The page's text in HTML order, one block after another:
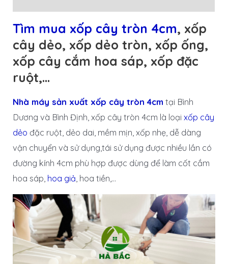
Tìm mua xốp cây tròn 4cm, xốp
cây dẻo, xốp dẻo tròn, xốp ống,
xốp cây cắm hoa sáp, xốp đặc
ruột,…
Nhà máy sản xuất xốp cây tròn 4cm tại Bình
Dương và Bình Định, xốp cây tròn 4cm là loạixốp cây
dẻo đặc ruột, dẻo dai, mềm mịn, xốp nhẹ, dễ dàng
vận chuyển và sử dụng,tái sử dụng được nhiều lần có
đường kính 4cm phù hợp được dùng để làm cốt cắm
hoa sáp, hoa giả, hoa tiền,…